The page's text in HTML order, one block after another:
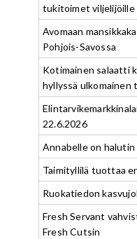
tukitoimet viljelijöille
Avomaan
Pohjois-Savossa
Kotimainen salaatti
hyllyssä ulkomainen
22.6.2026
Annabelle on halutin
Taimityllilä tuottaa
Ruokatiedon
Fresh Servant
Fresh Cutsin